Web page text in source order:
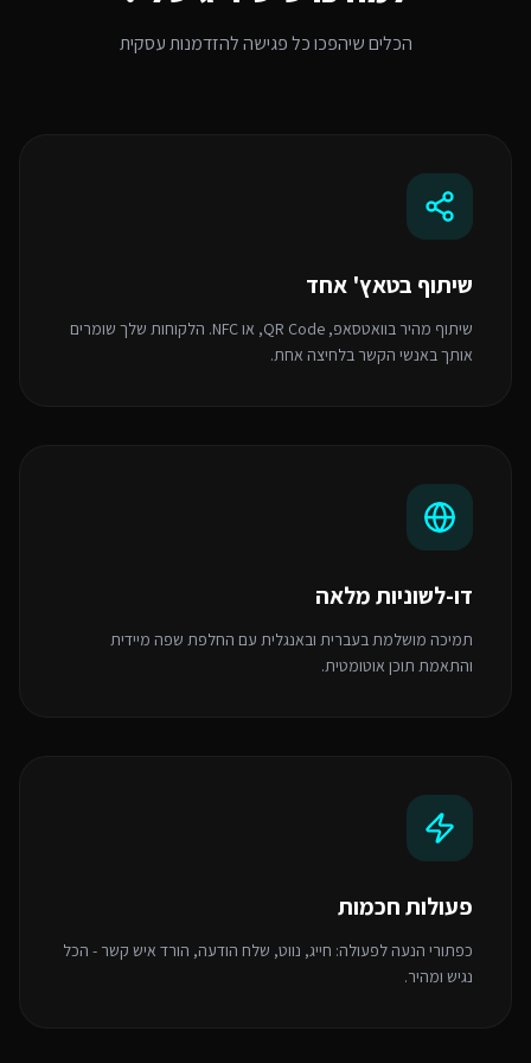
הכלים שיהפכו כל פגישה להזדמנות עסקית
שיתוף בטאץ' אחד
שיתוף מהיר בוואטסאפ, QR Code, או NFC. הלקוחות שלך שומרים
אותך באנשי הקשר בלחיצה אחת.
דו-לשוניות מלאה
תמיכה מושלמת בעברית ובאנגלית עם החלפת שפה מיידית
והתאמת תוכן אוטומטית.
פעולות חכמות
כפתורי הנעה לפעולה: חייג, נווט, שלח הודעה, הורד איש קשר - הכל
נגיש ומהיר.